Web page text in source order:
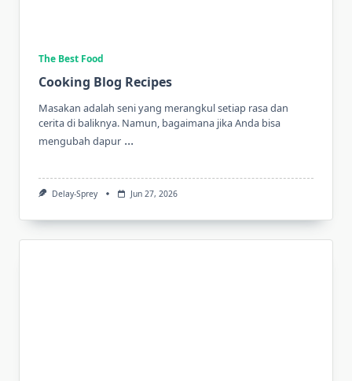
The Best Food
Cooking Blog Recipes
Masakan adalah seni yang merangkul setiap rasa dan
cerita di baliknya. Namun, bagaimana jika Anda bisa
mengubah dapur ...
Delay-Sprey Jun 27, 2026